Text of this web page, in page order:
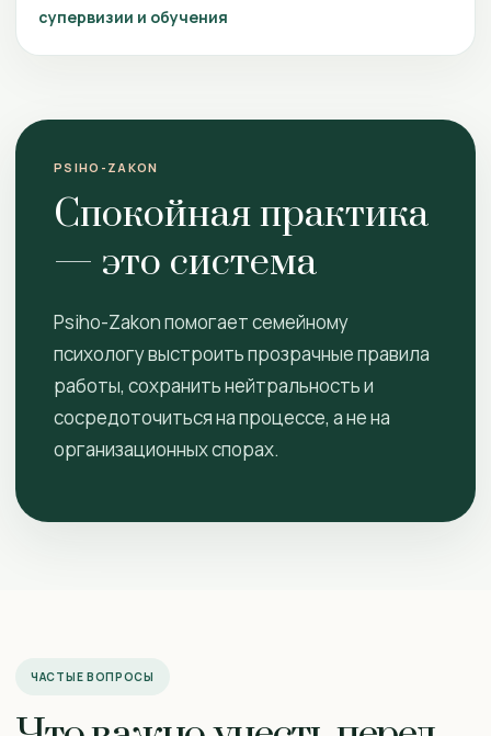
супервизии и обучения
PSIHO-ZAKON
Спокойная практика
— это система
Psiho-Zakon помогает семейному
психологу выстроить прозрачные правила
работы, сохранить нейтральность и
сосредоточиться на процессе, а не на
организационных спорах.
ЧАСТЫЕ ВОПРОСЫ